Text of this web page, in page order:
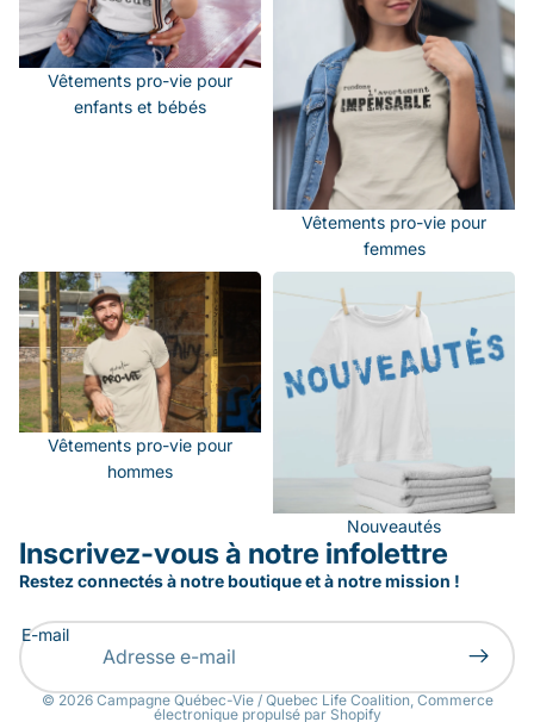
Vêtements pro-vie pour
enfants et bébés
Vêtements pro-vie pour
femmes
Vêtements pro-vie pour
hommes
Vêtements pro-vie pour
hommes
Nouveautés
Nouveautés
Inscrivez-vous à notre infolettre
Restez connectés à notre boutique et à notre mission !
E-mail
© 2026 Campagne Québec-Vie / Quebec Life Coalition, Commerce
électronique propulsé par Shopify
Politique de confidentialité
Conditions d’utilisation
Politique de remboursement
Politique d’expédition